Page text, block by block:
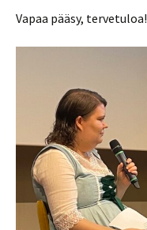
Vapaa pääsy, tervetuloa!